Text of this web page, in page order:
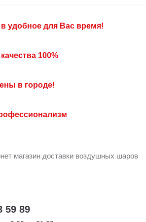
в удобное для Вас время!
100%
в городе!
магазин доставки воздушных шаров
59 89